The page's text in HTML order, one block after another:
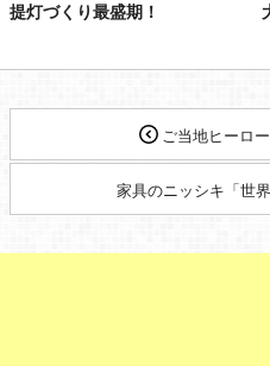
提灯づくり最盛期！
ご当地ヒーロ
家具のニッシキ「世